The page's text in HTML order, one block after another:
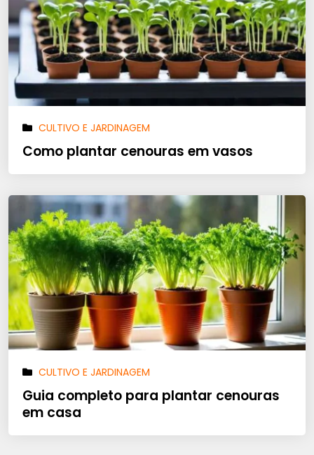
CULTIVO E JARDINAGEM
Como plantar cenouras em vasos
CULTIVO E JARDINAGEM
Guia completo para plantar cenouras
em casa